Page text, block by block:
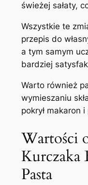
świeżej sałaty,
Wszystkie te
przepis do
a tym samym
bardziej
Warto również
wymieszaniu
pokrył makaron i
Wartości
Kurczaka
Pasta